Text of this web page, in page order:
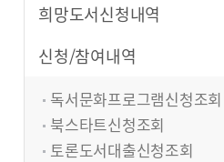
희망도서신청내역
신청/참여내역
독서문화프로그램신청조회
북스타트신청조회
토론도서대출신청조회